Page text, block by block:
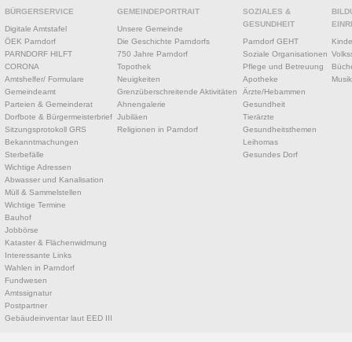
BÜRGERSERVICE
Digitale Amtstafel
ÖEK Parndorf
PARNDORF HILFT
CORONA
Amtshelfer/ Formulare
Gemeindeamt
Parteien & Gemeinderat
Dorfbote & Bürgermeisterbrief
Sitzungsprotokoll GRS
Bekanntmachungen
Sterbefälle
Wichtige Adressen
Abwasser und Kanalisation
Müll & Sammelstellen
Wichtige Termine
Bauhof
Jobbörse
Kataster & Flächenwidmung
Interessante Links
Wahlen in Parndorf
Fundwesen
Amtssignatur
Postpartner
Gebäudeinventar laut EED III
GEMEINDEPORTRAIT
Unsere Gemeinde
Die Geschichte Parndorfs
750 Jahre Parndorf
Topothek
Neuigkeiten
Grenzüberschreitende Aktivitäten
Ahnengalerie
Jubiläen
Religionen in Parndorf
SOZIALES &
GESUNDHEIT
Parndorf GEHT
Soziale Organisationen
Pflege und Betreuung
Apotheke
Ärzte/Hebammen
Gesundheit
Tierärzte
Gesundheitsthemen
Leihomas
Gesundes Dorf